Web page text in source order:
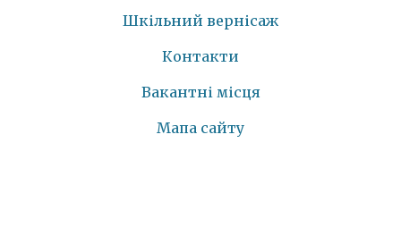
Шкільний вернісаж
Контакти
Вакантні місця
Мапа сайту